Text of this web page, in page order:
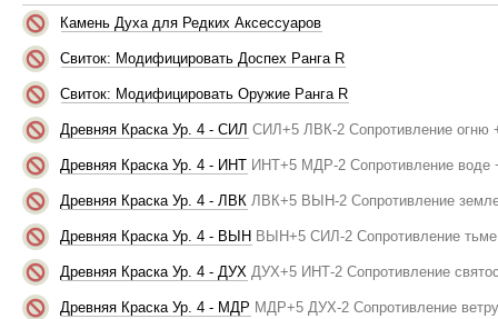
Камень Духа для Редких Аксессуаров
Свиток: Модифицировать Доспех Ранга R
Свиток: Модифицировать Оружие Ранга R
Древняя Краска Ур. 4 - СИЛ СИЛ+5 ЛВК-2 Сопротивление огню
Древняя Краска Ур. 4 - ИНТ ИНТ+5 МДР-2 Сопротивление воде
Древняя Краска Ур. 4 - ЛВК ЛВК+5 ВЫН-2 Сопротивление
Древняя Краска Ур. 4 - ВЫН ВЫН+5 СИЛ-2 Сопротивление
Древняя Краска Ур. 4 - ДУХ ДУХ+5 ИНТ-2 Сопротивление
Древняя Краска Ур. 4 - МДР МДР+5 ДУХ-2 Сопротивление